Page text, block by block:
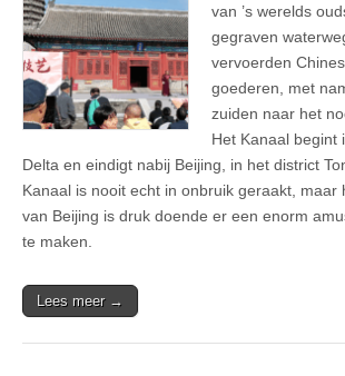
van ’s werelds
gegraven
vervoerden
goederen, met
zuiden naar het
Het Kanaal begint
Delta en eindigt nabij Beijing, in het district
Kanaal is nooit echt in onbruik geraakt, maar
van Beijing is druk doende er een enorm
te maken.
Lees meer →